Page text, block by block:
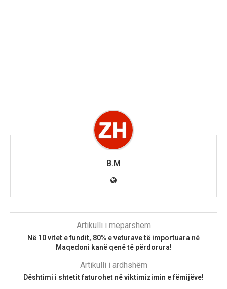
B.M
Artikulli i mëparshëm
Në 10 vitet e fundit, 80% e veturave të importuara në
Maqedoni kanë qenë të përdorura!
Artikulli i ardhshëm
Dështimi i shtetit faturohet në viktimizimin e fëmijëve!